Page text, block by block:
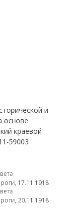
и
основе
краевой
59003
17.11.1918
20.11.1918